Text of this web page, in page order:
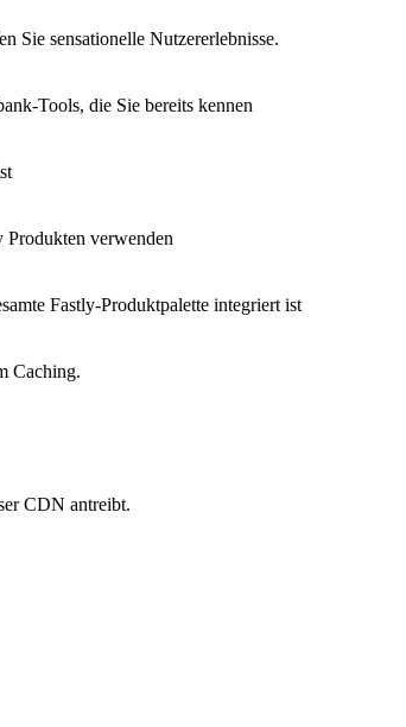
Sie sensationelle Nutzererlebnisse.
Tools, die Sie bereits kennen
Produkten verwenden
Fastly-Produktpalette integriert ist
Caching.
CDN antreibt.